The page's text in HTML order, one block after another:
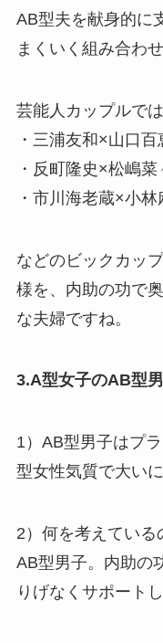
AB型夫を献身的に
まくいく組み合わせ
芸能人カップルでは
・三浦友和×山口百
・反町隆史×松嶋菜
・市川海老蔵×小林
などのビックカッ
様を、内助の功で
な夫婦ですね。
3.A型女子のAB型
1）AB型男子はプ
型女性気質で大い
2）何を考えてい
AB型男子。内助の
りげなくサポート